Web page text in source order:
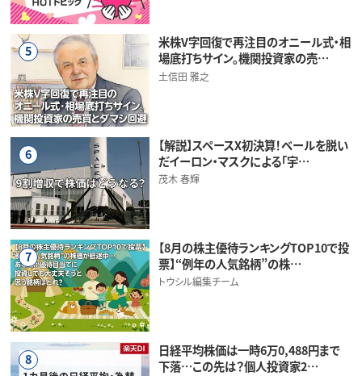
5
米株V字回復で再注目のオニール式・相
場底打ちサイン。機関投資家の売…
土信田 雅之
6
【解説】スペースX初決算！ベールを脱い
だイーロン・マスクによる「宇…
茂木 春輝
7
【8月の株主優待ランキングTOP10で投
票】“例年の人気銘柄”の株…
トウシル編集チーム
8
日経平均株価は一時6万0,488円まで
下落…この先は？個人投資家2…